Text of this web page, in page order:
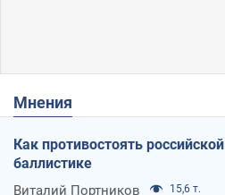
Мнения
Как противостоять российской
баллистике
Виталий Портников 15,6 т.